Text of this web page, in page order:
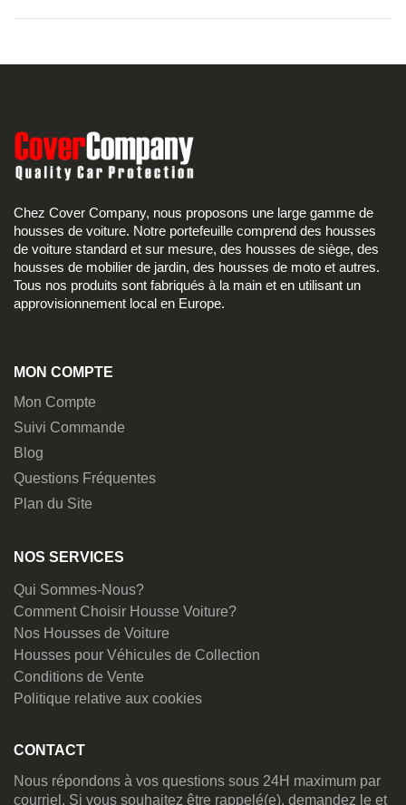
Chez Cover Company, nous proposons une large gamme de
housses de voiture. Notre portefeuille comprend des housses
de voiture standard et sur mesure, des housses de siège, des
housses de mobilier de jardin, des housses de moto et autres.
Tous nos produits sont fabriqués à la main et en utilisant un
approvisionnement local en Europe.
MON COMPTE
Mon Compte
Suivi Commande
Blog
Questions Fréquentes
Plan du Site
NOS SERVICES
Qui Sommes-Nous?
Comment Choisir Housse Voiture?
Nos Housses de Voiture
Housses pour Véhicules de Collection
Conditions de Vente
Politique relative aux cookies
CONTACT
Nous répondons à vos questions sous 24H maximum par
courriel. Si vous souhaitez être rappelé(e), demandez le et